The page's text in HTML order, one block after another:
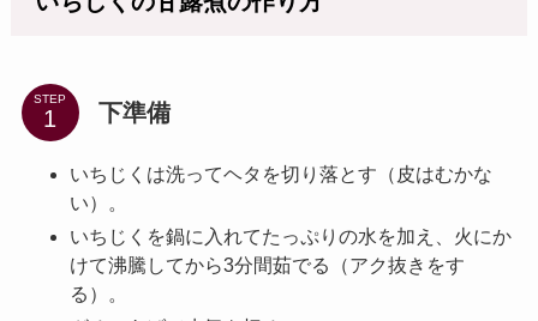
STEP 下準備
いちじくは洗ってヘタを切り落とす（皮はむかな
い）。
いちじくを鍋に入れてたっぷりの水を加え、火にか
けて沸騰してから3分間茹でる（アク抜きをす
る）。